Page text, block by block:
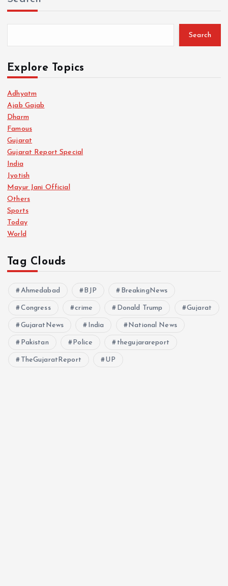
Search
Explore Topics
Adhyatm
Ajab Gajab
Dharm
Famous
Gujarat
Gujarat Report Special
India
Jyotish
Mayur Jani Official
Others
Sports
Today
World
Tag Clouds
Ahmedabad BJP BreakingNews
Congress crime Donald Trump Gujarat
GujaratNews India National News
Pakistan Police thegujarareport
TheGujaratReport UP